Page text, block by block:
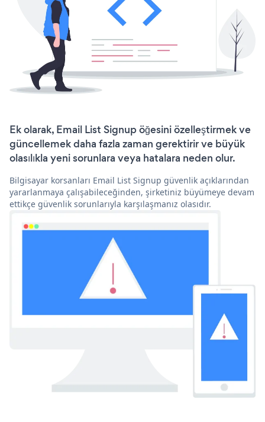
Ek olarak, Email List Signup öğesini özelleştirmek ve
güncellemek daha fazla zaman gerektirir ve büyük
olasılıkla yeni sorunlara veya hatalara neden olur.
Bilgisayar korsanları Email List Signup güvenlik açıklarından
yararlanmaya çalışabileceğinden, şirketiniz büyümeye devam
ettikçe güvenlik sorunlarıyla karşılaşmanız olasıdır.